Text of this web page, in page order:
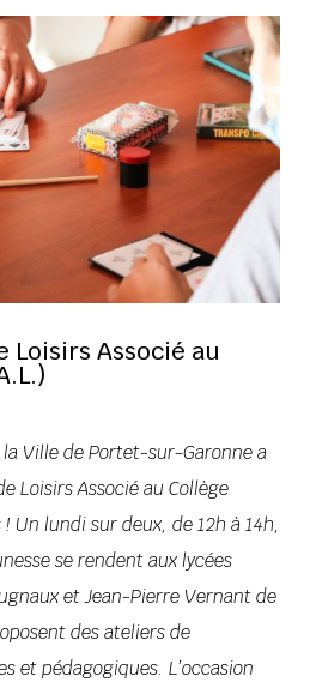
Loisirs Associé au
Ville de Portet-sur-Garonne a
Loisirs Associé au Collège
! Un lundi sur deux, de 12h à 14h,
se rendent aux lycées
et Jean-Pierre Vernant de
des ateliers de
et pédagogiques. L’occasion